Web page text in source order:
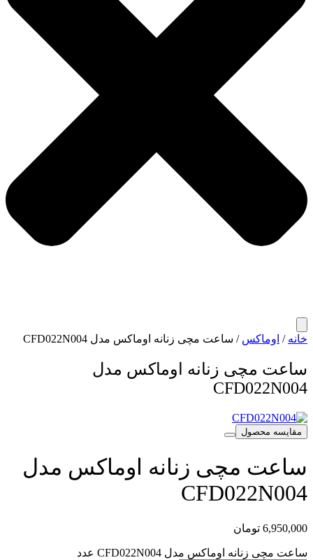
خانه / اوماکس / ساعت مچی زنانه اوماکس مدل CFD022N004
ساعت مچی زنانه اوماکس مدل
CFD022N004
مقایسه محصول
ساعت مچی زنانه اوماکس مدل
CFD022N004
6,950,000 تومان
ساعت مچی زنانه اوماکس مدل CFD022N004 عدد